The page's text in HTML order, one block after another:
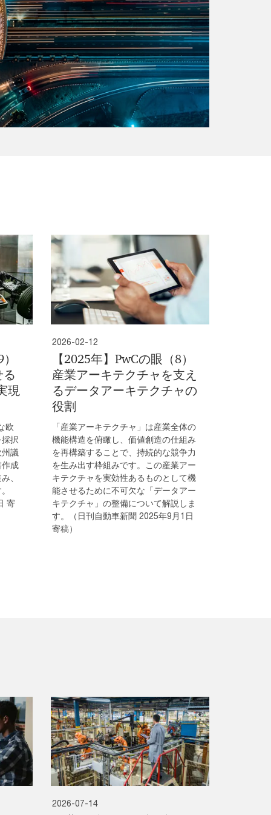
現
欧
択
議
成
、
寄
2026-02-12
【2025年】PwCの眼（8）
産業アーキテクチャを支え
るデータアーキテクチャの
役割
「産業アーキテクチャ」は産業全体の
機能構造を俯瞰し、価値創造の仕組み
を再構築することで、持続的な競争力
を生み出す枠組みです。この産業アー
キテクチャを実効性あるものとして機
能させるために不可欠な「データアー
キテクチャ」の整備について解説しま
す。（日刊自動車新聞 2025年9月1日
寄稿）
2026-07-14